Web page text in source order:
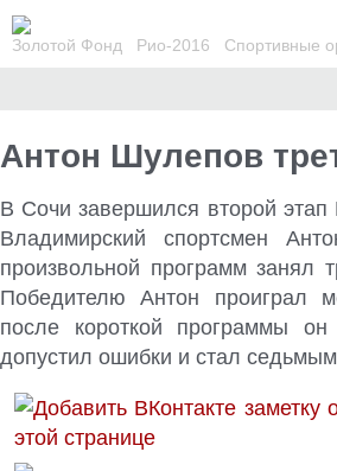
Золотой Фонд Рио-2016 Спортивные
Антон Шулепов
В Сочи завершился второй
Владимирский спортсмен
произвольной программ занял
Победителю Антон проиграл
после короткой программы
допустил ошибки и стал